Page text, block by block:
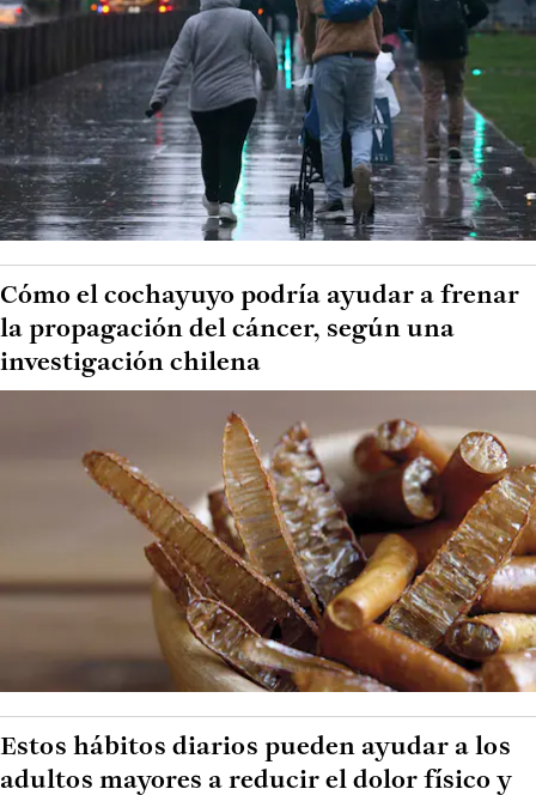
Cómo el cochayuyo podría ayudar a frenar
la propagación del cáncer, según una
investigación chilena
Estos hábitos diarios pueden ayudar a los
adultos mayores a reducir el dolor físico y